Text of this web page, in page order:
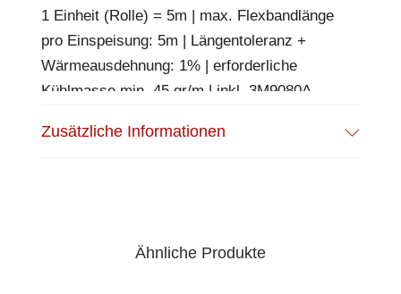
1 Einheit (Rolle) = 5m | max. Flexbandlänge
pro Einspeisung: 5m | Längentoleranz +
Wärmeausdehnung: 1% | erforderliche
Kühlmasse min. 45 gr/m | inkl. 3M9080A
reinigen und entfetten! Nicht wieder ablösen!
Zusätzliche Informationen
Ähnliche Produkte